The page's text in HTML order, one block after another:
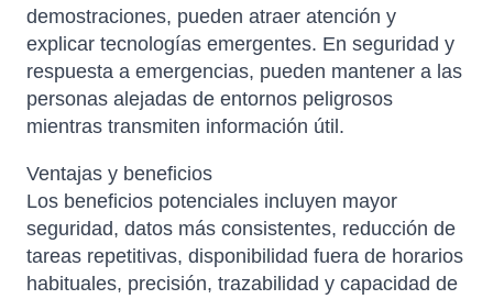
demostraciones, pueden atraer atención y
explicar tecnologías emergentes. En seguridad y
respuesta a emergencias, pueden mantener a las
personas alejadas de entornos peligrosos
mientras transmiten información útil.
Ventajas y beneficios
Los beneficios potenciales incluyen mayor
seguridad, datos más consistentes, reducción de
tareas repetitivas, disponibilidad fuera de horarios
habituales, precisión, trazabilidad y capacidad de